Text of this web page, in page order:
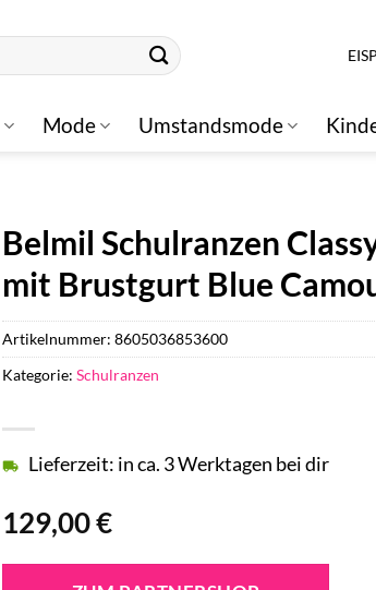
Mode Umstandsmode
Belmil Schulranzen
mit Brustgurt Blue
129,00€
Lieferzeit: in ca. 3 Werktagen bei dir
Artikelnummer:8605036853600
Kategorie:Schulranzen